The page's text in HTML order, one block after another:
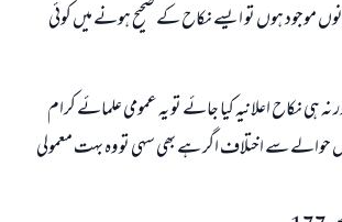
موجود ہوں تو ایسے نکاح کے صحیح ہونے میں کوئی
نہ ہی نکاح اعلانیہ کیا جائے تو یہ عمومی علمائے کرام
سے اختلاف اگر ہے بھی سہی تو وہ بہت معمولی